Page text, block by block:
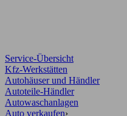
Service-Übersicht
Kfz-Werkstätten
Autohäuser und Händler
Autoteile-Händler
Autowaschanlagen
Auto verkaufen›